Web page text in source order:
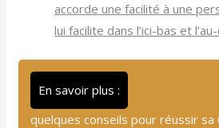
accorde une facilité à une
lui facilite dans l’ici-bas et
En savoir plus :
quelques conseils pour réussir sa